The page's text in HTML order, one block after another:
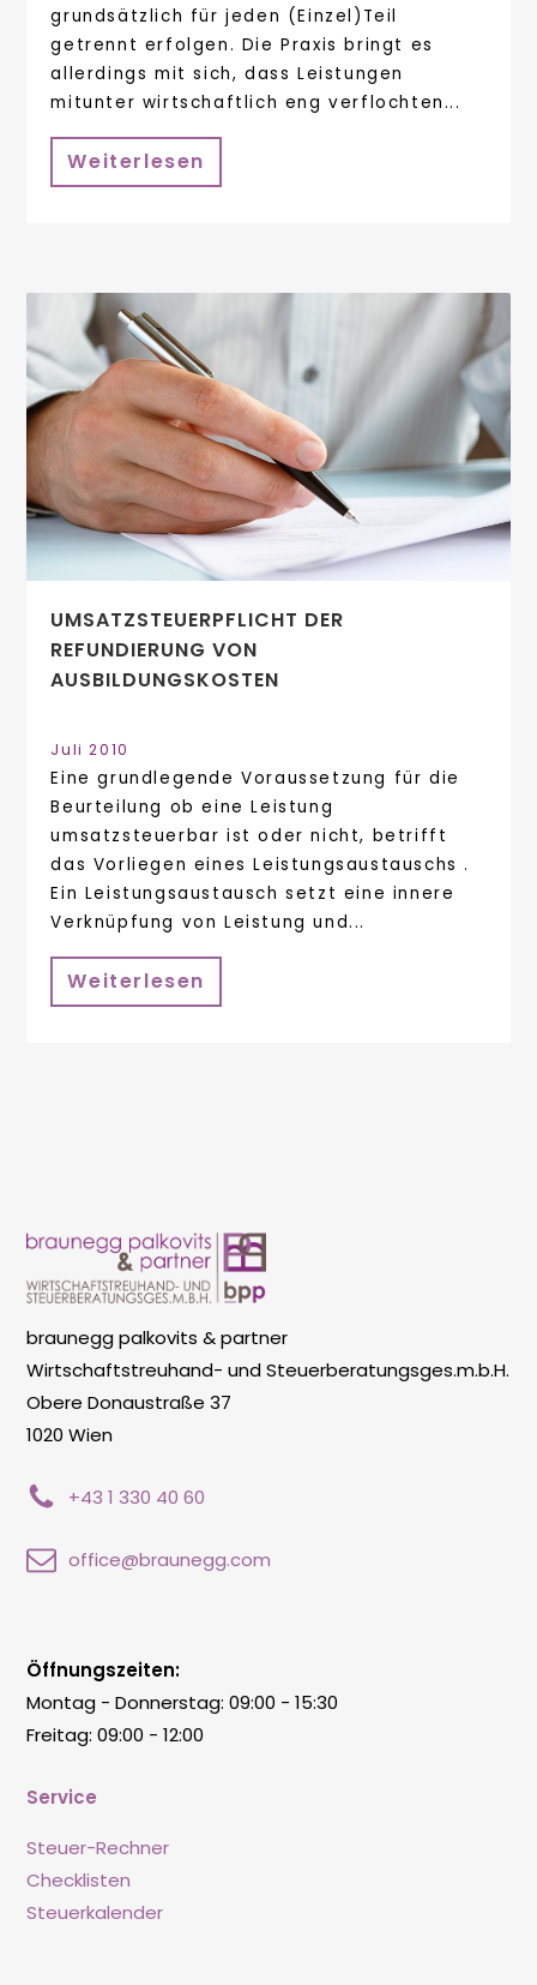
grundsätzlich für jeden (Einzel)Teil
getrennt erfolgen. Die Praxis bringt es
allerdings mit sich, dass Leistungen
mitunter wirtschaftlich eng verflochten...
Weiterlesen
UMSATZSTEUERPFLICHT DER
REFUNDIERUNG VON
AUSBILDUNGSKOSTEN
Juli 2010
Eine grundlegende Voraussetzung für die
Beurteilung ob eine Leistung
umsatzsteuerbar ist oder nicht, betrifft
das Vorliegen eines Leistungsaustauschs .
Ein Leistungsaustausch setzt eine innere
Verknüpfung von Leistung und...
Weiterlesen
braunegg palkovits & partner
Wirtschaftstreuhand- und Steuerberatungsges.m.b.H.
Obere Donaustraße 37
1020 Wien
+43 1 330 40 60
office@braunegg.com
Service
Steuer-Rechner
Checklisten
Steuerkalender
Öffnungszeiten:
Montag - Donnerstag: 09:00 - 15:30
Freitag: 09:00 - 12:00